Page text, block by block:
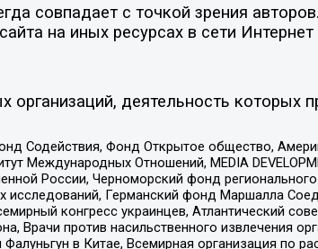
совпадает с точкой зрения
на иных ресурсах в сети
деятельность которых
Содействия, Фонд Открытое общество,
Международных Отношений, MEDIA
России, Черноморский фонд
Германский фонд Маршалла
конгресс украинцев, Атлантический
против насильственного извлечения
в Китае, Всемирная организация по